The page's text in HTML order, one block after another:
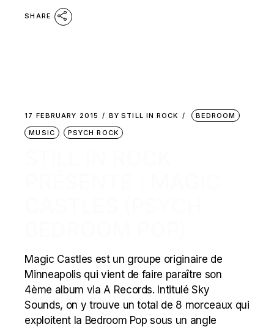
SHARE
17 FEBRUARY 2015 BY STILL IN ROCK
BEDROOM
MUSIC
PSYCH ROCK
Magic Castles est un groupe originaire de
Minneapolis qui vient de faire paraître son
4ème album via A Records. Intitulé Sky
Sounds, on y trouve un total de 8 morceaux qui
exploitent la Bedroom Pop sous un angle